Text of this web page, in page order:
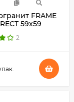
FRAME
59х59
2